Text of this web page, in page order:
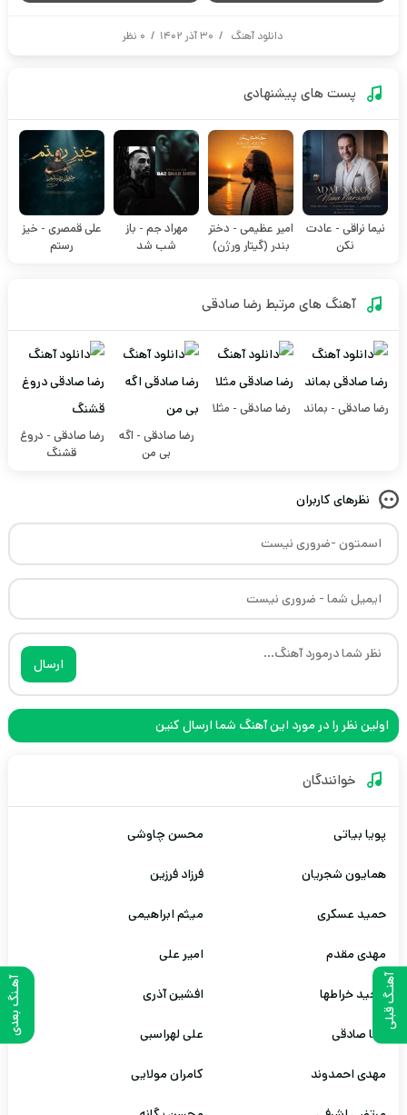
دانلود آهنگ / ۳۰ آذر ۱۴۰۲ / ۰ نظر
آهنـگ قبلی آهـنگ بعدی
پست های پیشنهادی
نیما نراقی - عادت
نکن
امیر عظیمی - دختر
بندر (گیتار ورژن)
مهراد جم - باز
شب شد
علی قمصری - خیز
رستم
آهنگ های مرتبط رضا صادقی
رضا صادقی - بماند
رضا صادقی - مثلا
رضا صادقی - اگه
بی من
رضا صادقی - دروغ
قشنگ
نظرهای کاربران
ارسال
اولین نظر را در مورد این آهنگ شما ارسال کنین
خوانندگان
پویا بیاتی محسن چاوشی
همایون شجریان فرزاد فرزین
حمید عسکری میثم ابراهیمی
مهدی مقدم امیر علی
مجید خراطها افشین آذری
رضا صادقی علی لهراسبی
مهدی احمدوند کامران مولایی